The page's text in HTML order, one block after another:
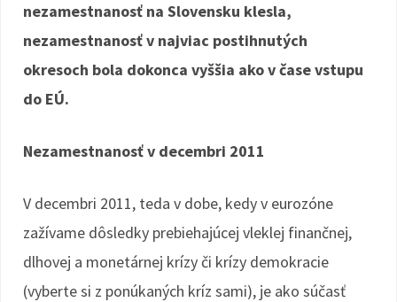
nezamestnanosť na Slovensku klesla,
nezamestnanosť v najviac postihnutých
okresoch bola dokonca vyššia ako v čase vstupu
do EÚ.
Nezamestnanosť v decembri 2011
V decembri 2011, teda v dobe, kedy v eurozóne
zažívame dôsledky prebiehajúcej vleklej finančnej,
dlhovej a monetárnej krízy či krízy demokracie
(vyberte si z ponúkaných kríz sami), je ako súčasť